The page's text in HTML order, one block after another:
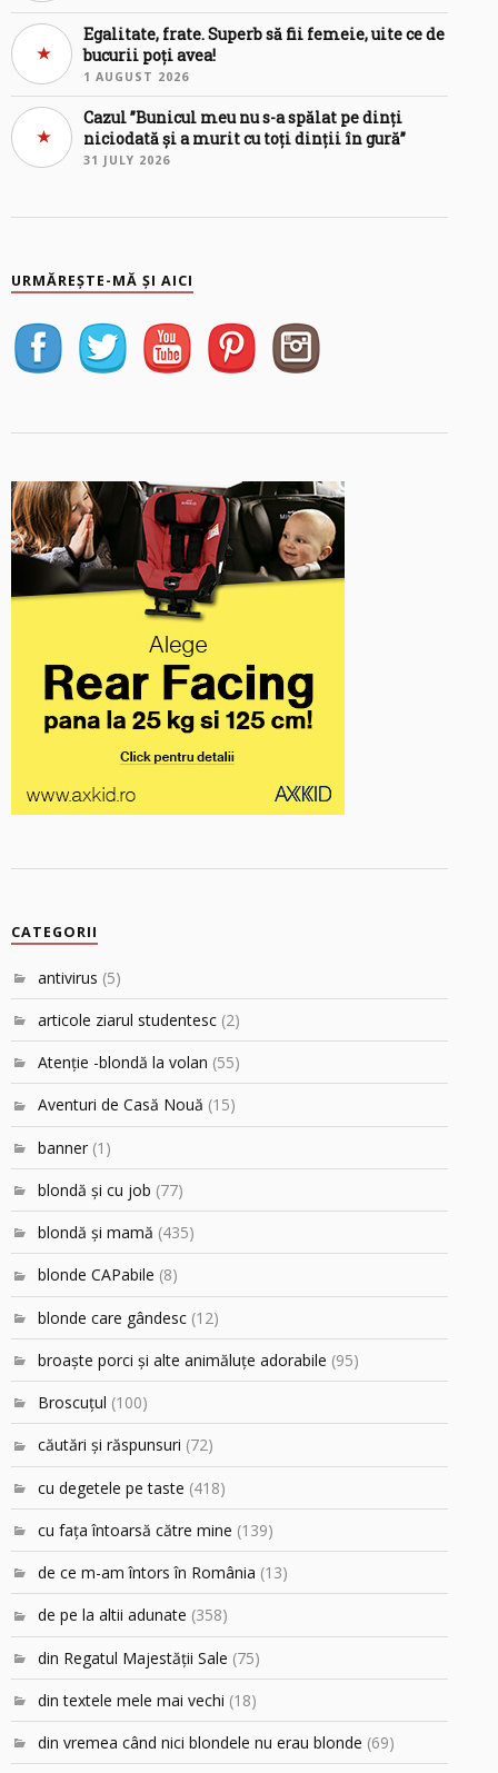
Egalitate, frate. Superb să fii femeie, uite ce de
bucurii poți avea!
1 AUGUST 2026
Cazul ”Bunicul meu nu s-a spălat pe dinți
niciodată și a murit cu toți dinții în gură”
31 JULY 2026
URMĂREȘTE-MĂ ȘI AICI
CATEGORII
antivirus (5)
articole ziarul studentesc (2)
Atenţie -blondă la volan (55)
Aventuri de Casă Nouă (15)
banner (1)
blondă şi cu job (77)
blondă şi mamă (435)
blonde CAPabile (8)
blonde care gândesc (12)
broaşte porci şi alte animăluţe adorabile (95)
Broscuțul (100)
căutări şi răspunsuri (72)
cu degetele pe taste (418)
cu faţa întoarsă către mine (139)
de ce m-am întors în România (13)
de pe la altii adunate (358)
din Regatul Majestăţii Sale (75)
din textele mele mai vechi (18)
din vremea când nici blondele nu erau blonde (69)